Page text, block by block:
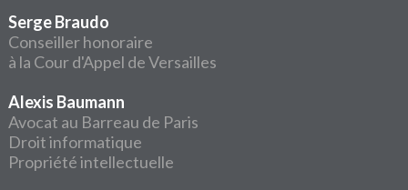
Serge Braudo
Conseiller honoraire
à la Cour d'Appel de Versailles
Alexis Baumann
Avocat au Barreau de Paris
Droit informatique
Propriété intellectuelle